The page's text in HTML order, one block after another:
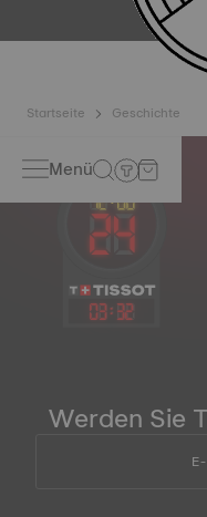
Startseite Geschichte
Menü
03: 32
Werden Sie